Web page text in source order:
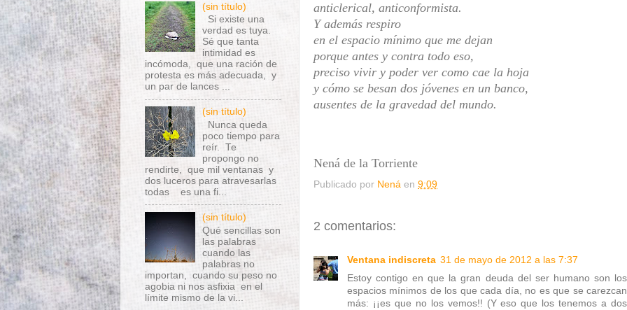
anticlerical, anticonformista.
Y además respiro
en el espacio mínimo que me dejan
porque antes y contra todo eso,
preciso vivir y poder ver como cae la hoja
y cómo se besan dos jóvenes en un banco,
ausentes de la gravedad del mundo.
Nená de la Torriente
Publicado por Nená en 9:09
2 comentarios:
Ventana indiscreta 31 de mayo de 2012 a las 7:37
Estoy contigo en que la gran deuda del ser humano son los
espacios mínimos de los que cada día, no es que se carezcan
más: ¡¡es que no los vemos!! (Y eso que los tenemos a dos
(sin título)
Si existe una
verdad es tuya.
Sé que tanta
intimidad es
incómoda, que una ración de
protesta es más adecuada, y
un par de lances ...
(sin título)
Nunca queda
poco tiempo para
reír. Te
propongo no
rendirte, que mil ventanas y
dos luceros para atravesarlas
todas es una fi...
(sin título)
Qué sencillas son
las palabras
cuando las
palabras no
importan, cuando su peso no
agobia ni nos asfixia en el
límite mismo de la vi...